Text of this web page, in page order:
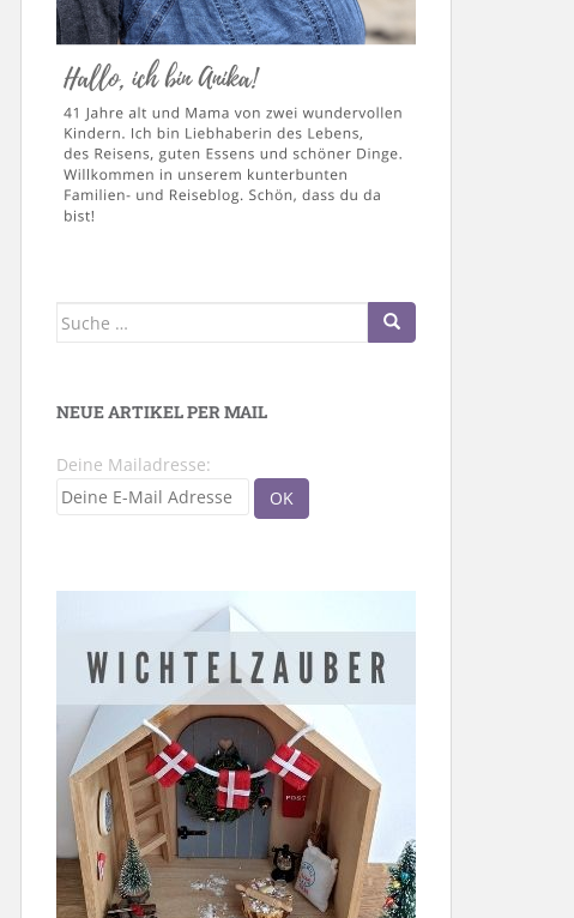
Suche
NEUE ARTIKEL PER MAIL
Deine Mailadresse: